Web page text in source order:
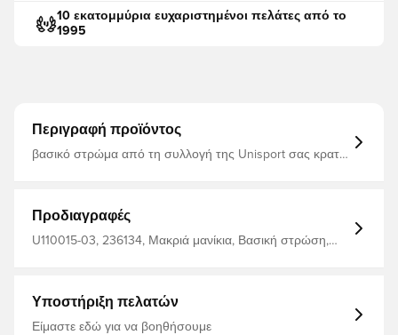
10 εκατομμύρια ευχαριστημένοι πελάτες από το
1995
Περιγραφή προϊόντος
βασικό στρώμα από τη συλλογή της Unisport σας κρατά
Προδιαγραφές
U110015-03, 236134, Μακριά μανίκια, Βασική στρώση,
Υποστήριξη πελατών
Είμαστε εδώ για να βοηθήσουμε